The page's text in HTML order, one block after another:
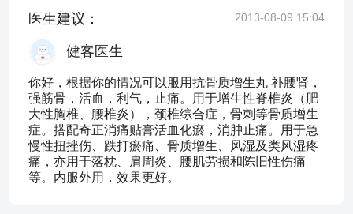
医生建议： 2013-08-09 15:04
健客医生
你好，根据你的情况可以服用抗骨质增生丸 补腰肾，
强筋骨，活血，利气，止痛。用于增生性脊椎炎（肥
大性胸椎、腰椎炎），颈椎综合症，骨刺等骨质增生
症。搭配奇正消痛贴膏活血化瘀，消肿止痛。用于急
慢性扭挫伤、跌打瘀痛、骨质增生、风湿及类风湿疼
痛，亦用于落枕、肩周炎、腰肌劳损和陈旧性伤痛
等。内服外用，效果更好。